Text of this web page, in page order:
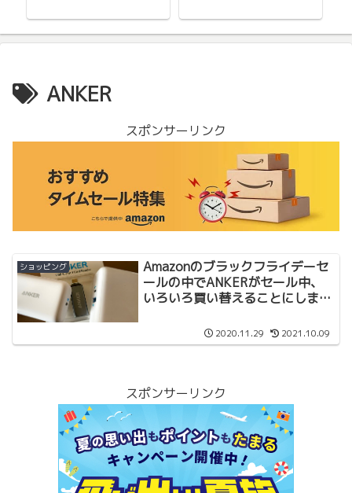
ANKER
スポンサーリンク
ショッピング
Amazonのブラックフライデーセ
ールの中でANKERがセール中、
いろいろ買い替えることにしまし
2020.11.29 2021.10.09
スポンサーリンク